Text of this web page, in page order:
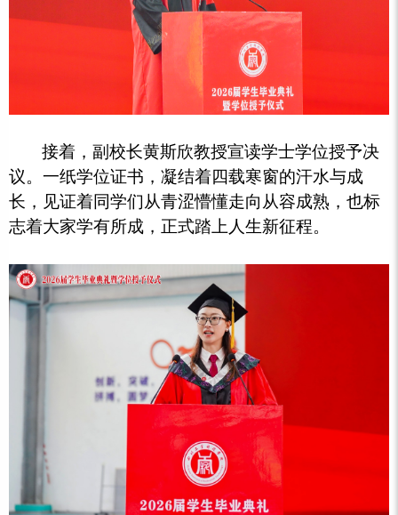
接着，副校长黄斯欣教授宣读学士学位授予决
议。一纸学位证书，凝结着四载寒窗的汗水与成
长，见证着同学们从青涩懵懂走向从容成熟，也标
志着大家学有所成，正式踏上人生新征程。